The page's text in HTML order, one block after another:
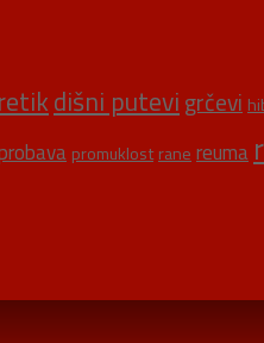
dišni putevi grčevi
promuklost rane reuma